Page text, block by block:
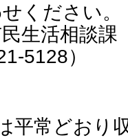
ください。
民生活相談
5128）
平常どおり